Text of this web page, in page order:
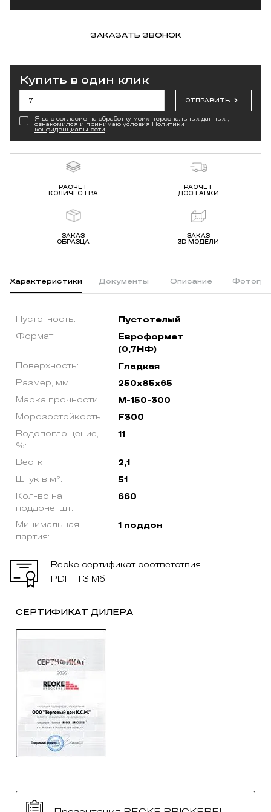
ЗАКАЗАТЬ ЗВОНОК
Купить в один клик
ОТПРАВИТЬ
Я даю согласие на обработку моих персональных данных ,
ознакомился и принимаю условия Политики
конфиденциальности
РАСЧЕТ
КОЛИЧЕСТВА
РАСЧЕТ
ДОСТАВКИ
ЗАКАЗ
ОБРАЗЦА
ЗАКАЗ
3D МОДЕЛИ
Характеристики Документы Описание
Пустотность: Пустотелый
Формат:
Евроформат
(0,7НФ)
Поверхность: Гладкая
Размер, мм: 250х85х65
Марка прочности: М-150-300
Морозостойкость: F300
Водопоглощение,
%:
11
Вес, кг: 2,1
Штук в м²: 51
Кол-во на
поддоне, шт:
660
Минимальная
партия:
1 поддон
Recke сертификат соответствия
PDF , 1.3 Мб
СЕРТИФИКАТ ДИЛЕРА